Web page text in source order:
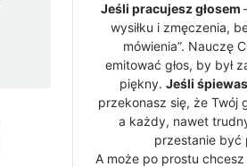
Jeśli pracujesz głosem
wysiłku i zmęczenia,
mówienia”. Nauczę
emitować głos, by był
piękny. Jeśli
przekonasz się, że Twój
a każdy, nawet
przestanie być
A może po prostu